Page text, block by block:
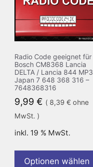
Radio Code geeignet für
Bosch CM8368 Lancia
DELTA / Lancia 844 MP3
Japan 7 648 368 316 –
7648368316
9,99 € ( 8,39 € ohne
MwSt. )
inkl. 19 % MwSt.
Optionen wählen